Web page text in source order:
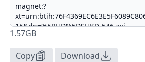
1.57GB
Copy Download